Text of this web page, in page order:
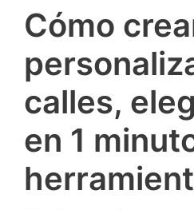
Cómo
calles,
en 1